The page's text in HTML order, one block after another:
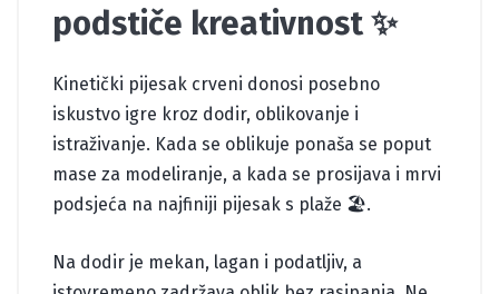
podstiče kreativnost ✨
Kinetički pijesak crveni donosi posebno
iskustvo igre kroz dodir, oblikovanje i
istraživanje. Kada se oblikuje ponaša se poput
mase za modeliranje, a kada se prosijava i mrvi
podsjeća na najfiniji pijesak s plaže 🏖️.
Na dodir je mekan, lagan i podatljiv, a